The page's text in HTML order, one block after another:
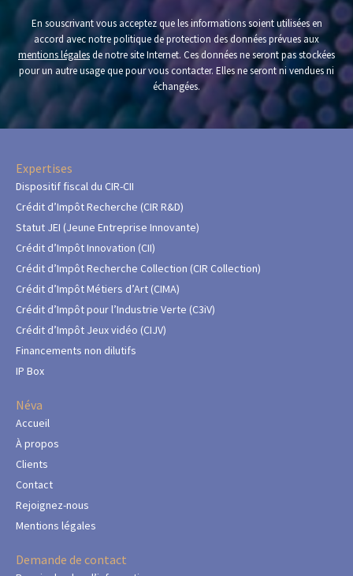
En souscrivant vous acceptez que les informations soient utilisées en
accord avec notre politique de protection des données prévues aux
mentions légalesde notre site Internet. Ces données ne seront pas stockées
pour un autre usage que pour vous contacter. Elles ne seront ni vendues ni
échangées.
Expertises
Dispositif fiscal du CIR-CII
Crédit d’Impôt Recherche (CIR R&D)
Statut JEI (Jeune Entreprise Innovante)
Crédit d’Impôt Innovation (CII)
Crédit d’Impôt Recherche Collection (CIR Collection)
Crédit d’Impôt Métiers d’Art (CIMA)
Crédit d’Impôt pour l’Industrie Verte (C3iV)
Crédit d’Impôt Jeux vidéo (CIJV)
Financements non dilutifs
IP Box
Néva
Accueil
À propos
Clients
Contact
Rejoignez-nous
Mentions légales
Demande de contact